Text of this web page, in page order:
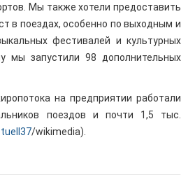
Мы также хотели предоставить
в поездах, особенно по выходным и
фестивалей и культурных
мы запустили 98 дополнительных
на предприятии работали
поездов и почти 1,5 тыс.
/wikimedia).